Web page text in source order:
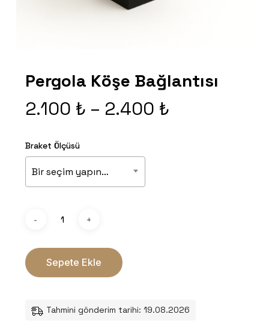
Pergola Köşe Bağlantısı
2.100 ₺ – 2.400 ₺Fiyat
Braket Ölçüsü
Bir seçim yapın…
Sepete Ekle
Tahmini gönderim tarihi: 19.08.2026